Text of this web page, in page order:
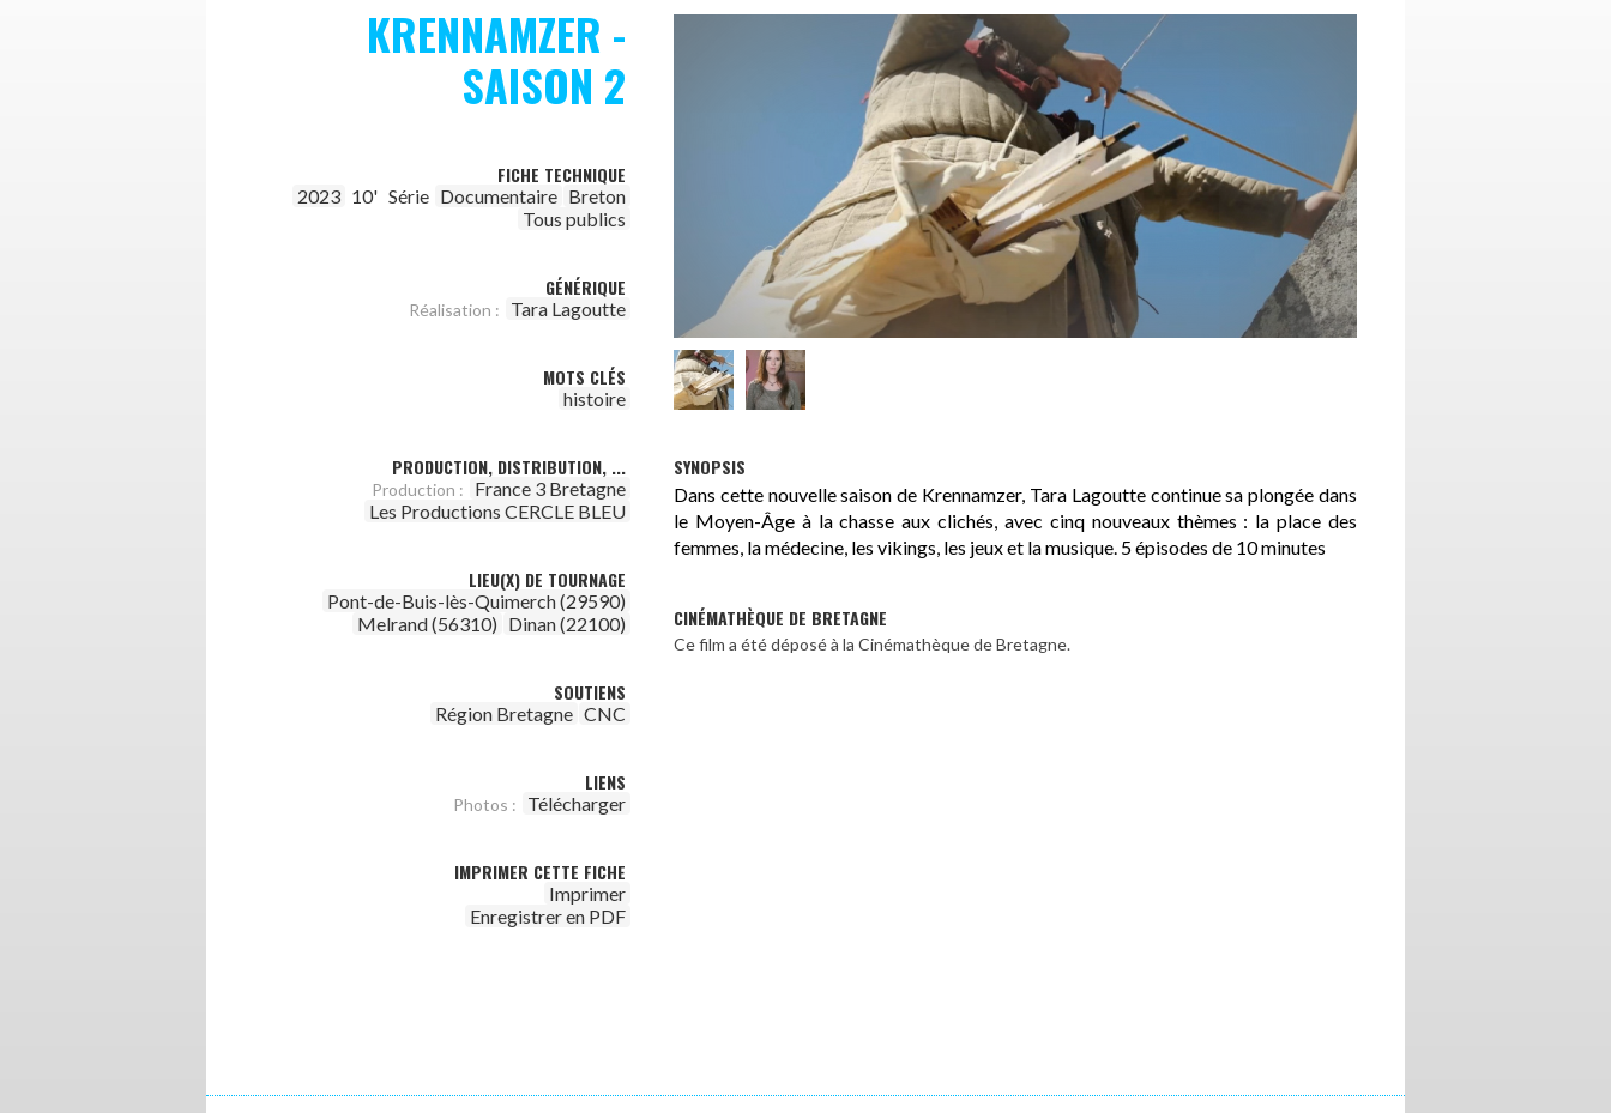
KRENNAMZER -
SAISON 2
FICHE TECHNIQUE
2023 10' Série Documentaire Breton
Tous publics
GÉNÉRIQUE
Réalisation : Tara Lagoutte
MOTS CLÉS
histoire
PRODUCTION, DISTRIBUTION, ...
Production :
France 3 Bretagne
Les Productions CERCLE BLEU
LIEU(X) DE TOURNAGE
Pont-de-Buis-lès-Quimerch (29590)
Melrand (56310) Dinan (22100)
SOUTIENS
Région Bretagne CNC
LIENS
Photos : Télécharger
IMPRIMER CETTE FICHE
Imprimer
Enregistrer en PDF
SYNOPSIS
Dans cette nouvelle saison de Krennamzer, Tara Lagoutte continue sa plongée dans
le Moyen-Âge à la chasse aux clichés, avec cinq nouveaux thèmes : la place des
femmes, la médecine, les vikings, les jeux et la musique. 5 épisodes de 10 minutes
CINÉMATHÈQUE DE BRETAGNE
Ce film a été déposé à la Cinémathèque de Bretagne.